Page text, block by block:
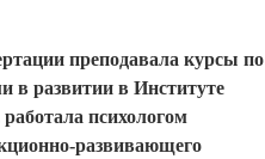
преподавала курсы по
в развитии в Институте
психологом
развивающего